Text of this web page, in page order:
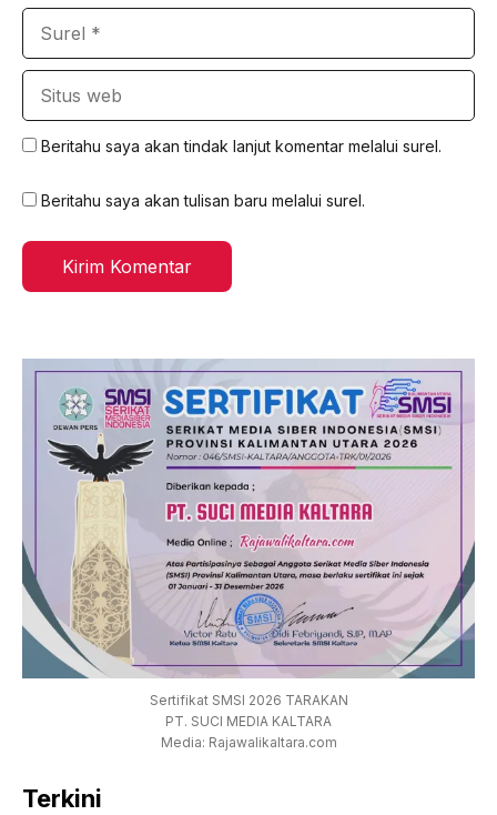
Beritahu saya akan tindak lanjut komentar melalui surel.
Beritahu saya akan tulisan baru melalui surel.
Sertifikat SMSI 2026 TARAKAN
PT. SUCI MEDIA KALTARA
Media: Rajawalikaltara.com
Terkini